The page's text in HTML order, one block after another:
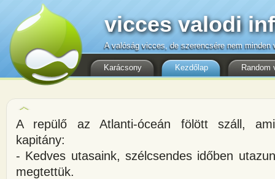
Karácsony Kezdőlap Random
vicces valodi
A valóság vicces, de szerencsére nem minden
A repülő az Atlanti-óceán fölött száll,
kapitány:
- Kedves utasaink, szélcsendes időben
megtettük.